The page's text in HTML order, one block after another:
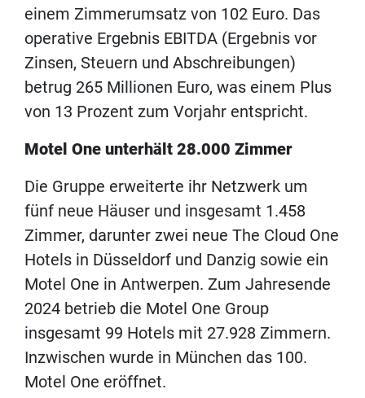
einem Zimmerumsatz von 102 Euro. Das
operative Ergebnis EBITDA (Ergebnis vor
Zinsen, Steuern und Abschreibungen)
betrug 265 Millionen Euro, was einem Plus
von 13 Prozent zum Vorjahr entspricht.
Motel One unterhält 28.000 Zimmer
Die Gruppe erweiterte ihr Netzwerk um
fünf neue Häuser und insgesamt 1.458
Zimmer, darunter zwei neue The Cloud One
Hotels in Düsseldorf und Danzig sowie ein
Motel One in Antwerpen. Zum Jahresende
2024 betrieb die Motel One Group
insgesamt 99 Hotels mit 27.928 Zimmern.
Inzwischen wurde in München das 100.
Motel One eröffnet.